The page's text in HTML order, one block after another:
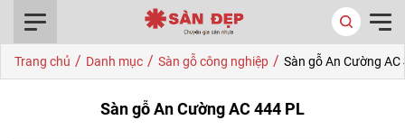
Trang chủ / Danh mục / Sàn gỗ công nghiệp / Sàn gỗ An Cường AC
Sàn gỗ An Cường AC 444 PL